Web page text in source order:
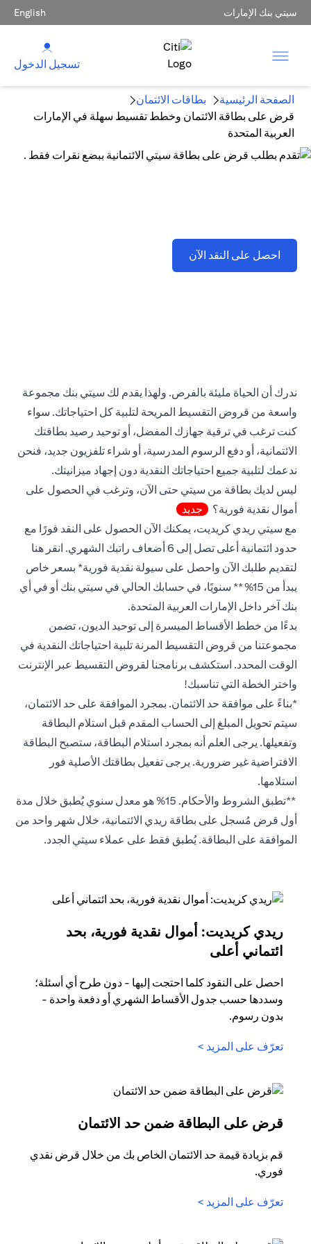
سيتي بنك الإمارات English
تسجيل الدخول
الصفحة الرئيسية
بطاقات الائتمان
قرض على بطاقة الائتمان وخطط تقسيط سهلة في الإمارات
العربية المتحدة
احصل على النقد الآن
ندرك أن الحياة مليئة بالفرص. ولهذا يقدم لك سيتي بنك مجموعة
واسعة من قروض التقسيط المريحة لتلبية كل احتياجاتك. سواء
كنت ترغب في ترقية جهازك المفضل، أو توحيد رصيد بطاقتك
الائتمانية، أو دفع الرسوم المدرسية، أو شراء تلفزيون جديد، فنحن
ندعمك لتلبية جميع احتياجاتك النقدية دون إجهاد ميزانيتك.
ليس لديك بطاقة من سيتي حتى الآن، وترغب في الحصول على
أموال نقدية فورية؟
جديد
مع سيتي ريدي كريديت، يمكنك الآن الحصول على النقد فورًا مع
حدود ائتمانية أعلى تصل إلى 6 أضعاف راتبك الشهري.
انقر هنا
لتقديم طلبك الآن واحصل على سيولة نقدية فورية* بسعر خاص
يبدأ من 15%** سنويًا، في حسابك الحالي في سيتي بنك أو في أي
بنك آخر داخل الإمارات العربية المتحدة.
بدءًا من خطط الأقساط الميسرة إلى توحيد الديون، تضمن
مجموعتنا من قروض التقسيط المرنة تلبية احتياجاتك النقدية في
الوقت المحدد. استكشف برنامجنا لقروض التقسيط عبر الإنترنت
واختر الخطة التي تناسبك!
*بناءً على موافقة حد الائتمان. بمجرد الموافقة على حد الائتمان،
سيتم تحويل المبلغ إلى الحساب المقدم قبل استلام البطاقة
وتفعيلها. يرجى العلم أنه بمجرد استلام البطاقة، ستصبح البطاقة
الافتراضية غير ضرورية. يرجى تفعيل بطاقتك الأصلية فور
استلامها.
**تطبق الشروط والأحكام. 15% هو معدل سنوي يُطبق خلال مدة
أول قرض مُسجل على بطاقة ريدي الائتمانية، خلال شهر واحد من
الموافقة على البطاقة. يُطبق فقط على عملاء سيتي الجدد.
ريدي كريديت: أموال نقدية فورية، بحد
ائتماني أعلى
احصل على النقود كلما احتجت إليها - دون طرح أي أسئلة؛
وسددها حسب جدول الأقساط الشهري أو دفعة واحدة -
بدون رسوم.
تعرّف على المزيد >
قرض على البطاقة ضمن حد الائتمان
قم بزيادة قيمة حد الائتمان الخاص بك من خلال قرض نقدي
فوري.
تعرّف على المزيد >